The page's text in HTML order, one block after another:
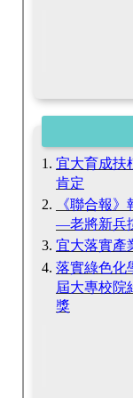
宜大育成扶
肯定
《聯合報》
—老將新兵
宜大落實產
落實綠色
屆大專校院
獎